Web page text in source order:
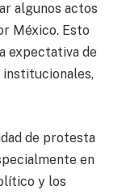
algunos actos
México. Esto
expectativa de
de protesta
en
y los